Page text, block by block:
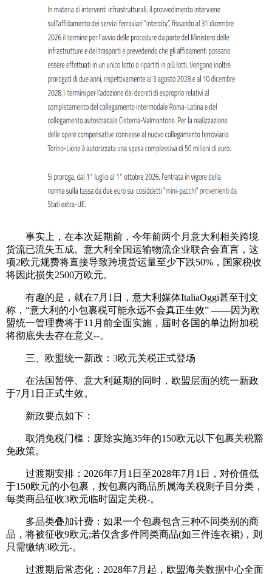
事实上，在本次延期前，今年前两个月意大利相关跨境
货流已流失五成。意大利全国运输物流企业联合会直言，这
项2欧元规费将直接导致跨境货运量至少下跌50%，国家税收
将因此损失2500万欧元。
有趣的是，就在7月1日，意大利媒体ItaliaOggi甚至刊文
称，“意大利的小包裹税可能永远不会真正生效” ——因为欧
盟统一管理费将于11月前全面实施，届时各国的单边附加税
将彻底失去存在意义--。
三、欧盟统一新政：3欧元关税正式登场
在法国暂停、意大利延期的同时，欧盟层面的统一新政
于7月1日正式生效。
新政要点如下：
取消免税门槛：废除实施35年的150欧元以下包裹关税豁
免政策。
过渡期安排：2026年7月1日至2028年7月1日，对价值低
于150欧元的小包裹，按包裹内商品所属海关税则子目分类，
每类商品征收3欧元临时固定关税-。
多品类叠加计费：如果一个包裹包含三种不同类别的商
品，将被征收9欧元;若仅含多件同类商品(如三件连衣裙)，则
只需缴纳3欧元-。
过渡期后常态化：2028年7月起，欧盟海关数据中心全面